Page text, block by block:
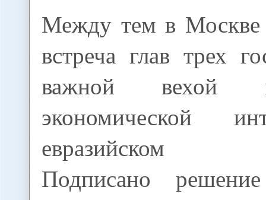
Между тем в Москве
встреча глав трех
важной вехой
экономической
евразийском
Подписано